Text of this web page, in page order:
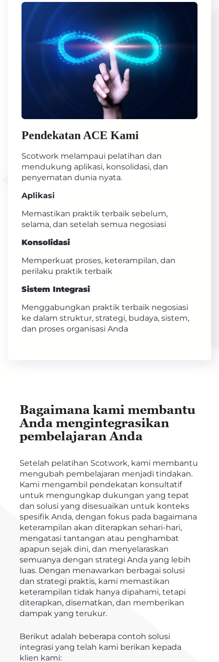
Pendekatan ACE Kami
Scotwork melampaui pelatihan dan
mendukung aplikasi, konsolidasi, dan
penyematan dunia nyata.
Aplikasi
Memastikan praktik terbaik sebelum,
selama, dan setelah semua negosiasi
Konsolidasi
Memperkuat proses, keterampilan, dan
perilaku praktik terbaik
Sistem Integrasi
Menggabungkan praktik terbaik negosiasi
ke dalam struktur, strategi, budaya, sistem,
dan proses organisasi Anda
Bagaimana kami membantu
Anda mengintegrasikan
pembelajaran Anda
Setelah pelatihan Scotwork, kami membantu
mengubah pembelajaran menjadi tindakan.
Kami mengambil pendekatan konsultatif
untuk mengungkap dukungan yang tepat
dan solusi yang disesuaikan untuk konteks
spesifik Anda, dengan fokus pada bagaimana
keterampilan akan diterapkan sehari-hari,
mengatasi tantangan atau penghambat
apapun sejak dini, dan menyelaraskan
semuanya dengan strategi Anda yang lebih
luas. Dengan menawarkan berbagai solusi
dan strategi praktis, kami memastikan
keterampilan tidak hanya dipahami, tetapi
diterapkan, disematkan, dan memberikan
dampak yang terukur.
Berikut adalah beberapa contoh solusi
integrasi yang telah kami berikan kepada
klien kami: